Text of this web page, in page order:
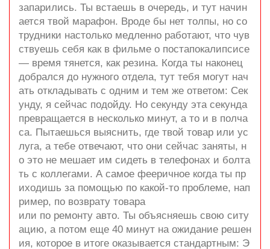
запарились. Ты встаешь в очередь, и тут начин
ается твой марафон. Вроде бы нет толпы, но со
трудники настолько медленно работают, что чув
ствуешь себя как в фильме о постапокалипсисе
— время тянется, как резина. Когда ты наконец
добрался до нужного отдела, тут тебя могут нач
ать откладывать с одним и тем же ответом: Сек
унду, я сейчас подойду. Но секунду эта секунда
превращается в несколько минут, а то и в полча
са. Пытаешься выяснить, где твой товар или ус
луга, а тебе отвечают, что они сейчас заняты, н
о это не мешает им сидеть в телефонах и болта
ть с коллегами. А самое фееричное когда ты пр
иходишь за помощью по какой-то проблеме, нап
ример, по возврату товара
или по ремонту авто. Ты объясняешь свою ситу
ацию, а потом еще 40 минут на ожидание решен
ия, которое в итоге оказывается стандартным: Э